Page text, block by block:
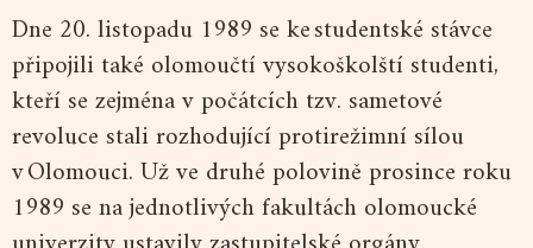
Dne 20. listopadu 1989 se ke studentské stávce
připojili také olomoučtí vysokoškolští studenti,
kteří se zejména v počátcích tzv. sametové
revoluce stali rozhodující protirežimní sílou
v Olomouci. Už ve druhé polovině prosince roku
1989 se na jednotlivých fakultách olomoucké